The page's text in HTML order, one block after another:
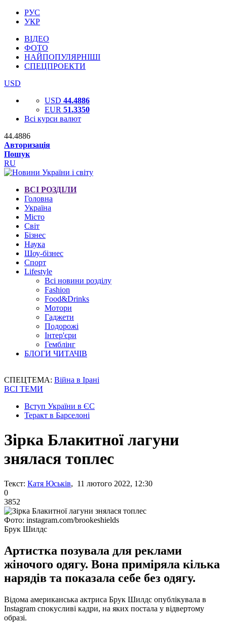
РУС
УКР
ВІДЕО
ФОТО
НАЙПОПУЛЯРНІШІ
СПЕЦПРОЕКТИ
USD
USD 44.4886
EUR 51.3350
Всі курси валют
44.4886
Авторизація
Пошук
RU
ВСІ РОЗДІЛИ
Головна
Україна
Місто
Світ
Бізнес
Наука
Шоу-бізнес
Спорт
Lifestyle
Всі новини розділу
Fashion
Food&Drinks
Мотори
Гаджети
Подорожі
Інтер'єри
Гемблінг
БЛОГИ ЧИТАЧІВ
СПЕЦТЕМА: Війна в Ірані
ВСІ ТЕМИ
Вступ України в ЄС
Теракт в Барселоні
Зірка Блакитної лагуни
знялася топлес
Текст: Катя Юськів, 11 лютого 2022, 12:30
0
3852
Фото: instagram.com/brookeshields
Брук Шилдс
Артистка позувала для реклами
жіночого одягу. Вона приміряла кілька
нарядів та показала себе без одягу.
Відома американська актриса Брук Шилдс опублікувала в
Instagram спокусливі кадри, на яких постала у відвертому
образі.